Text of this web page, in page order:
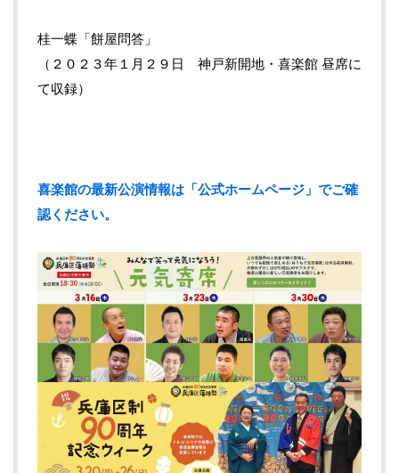
桂一蝶「餅屋問答」
（２０２３年１月２９日 神戸新開地・喜楽館 昼席に
て収録）
喜楽館の最新公演情報は「公式ホームページ」でご確
認ください。